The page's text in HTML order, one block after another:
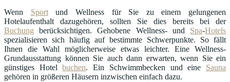
Wenn Sportund Wellness für Sie zu einem gelungenen
Hotelaufenthalt dazugehören, sollten Sie dies bereits bei der
Buchung berücksichtigen. Gehobene Wellness- und Spa-Hotels
spezialisieren sich häufig auf bestimmte Schwerpunkte. So fällt
Ihnen die Wahl möglicherweise etwas leichter. Eine Wellness-
Grundausstattung können Sie auch dann erwarten, wenn Sie ein
günstiges Hotelbuchen. Ein Schwimmbecken und eine Sauna
gehören in größeren Häusern inzwischen einfach dazu.